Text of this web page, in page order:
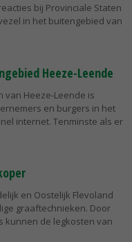
bij Provinciale Staten
in het buitengebied van
Heeze-Leende
van Heeze-Leende is
en burgers in het
internet. Tenminste als er
en Oostelijk Flevoland
graaftechnieken. Door
kunnen de legkosten van